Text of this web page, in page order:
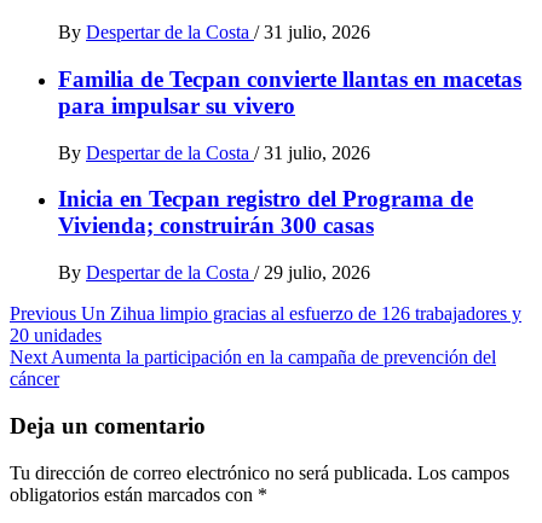
By Despertar de la Costa / 31 julio, 2026
Familia de Tecpan convierte llantas en macetas
para impulsar su vivero
By Despertar de la Costa / 31 julio, 2026
Inicia en Tecpan registro del Programa de
Vivienda; construirán 300 casas
By Despertar de la Costa / 29 julio, 2026
Post
navigation
Previous Un Zihua limpio gracias al esfuerzo de 126 trabajadores y
20 unidades
Next Aumenta la participación en la campaña de prevención del
cáncer
Deja un comentario
Tu dirección de correo electrónico no será publicada. Los campos
obligatorios están marcados con *